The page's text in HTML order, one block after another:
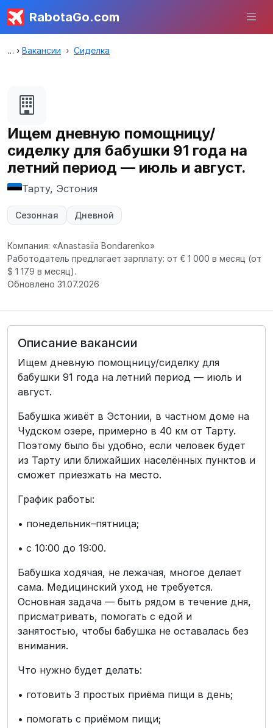
RabotaGo.com
Вакансии Сиделка
Ищем дневную помощницу/
сиделку для бабушки 91 года на
летний период — июль и август.
Тарту, Эстония
Сезонная Дневной
Компания: «Anastasiia Bondarenko»
Работодатель предлагает зарплату: от € 1 000 в месяц (от
$ 1 179 в месяц).
Обновлено 31.07.2026
Описание вакансии
Ищем дневную помощницу/сиделку для
бабушки 91 года на летний период — июль и
август.
Бабушка живёт в Эстонии, в частном доме на
Чудском озере, примерно в 40 км от Тарту.
Поэтому было бы удобно, если человек будет
из Тарту или ближайших населённых пунктов и
сможет приезжать на место.
График работы:
• понедельник–пятница;
• с 10:00 до 19:00.
Бабушка ходячая, не лежачая, многое делает
сама. Медицинский уход не требуется.
Основная задача — быть рядом в течение дня,
присматривать, помогать с едой и
занятостью, чтобы бабушка не оставалась без
внимания.
Что нужно будет делать:
• готовить 3 простых приёма пищи в день;
• помогать с приёмом пищи;